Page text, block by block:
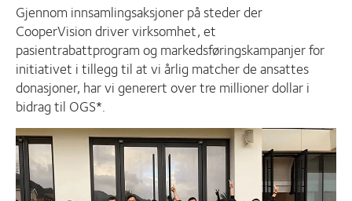
Gjennom innsamlingsaksjoner på steder der
CooperVision driver virksomhet, et
pasientrabattprogram og markedsføringskampanjer for
initiativet i tillegg til at vi årlig matcher de ansattes
donasjoner, har vi generert over tre millioner dollar i
bidrag til OGS*.